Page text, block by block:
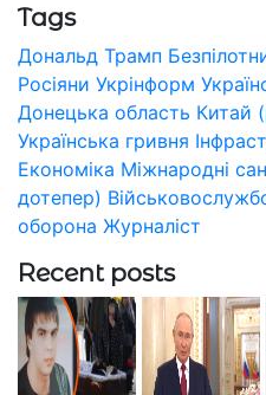
Tags
Дональд Трамп
Росіяни Укрінформ
Донецька область Китай
Українська гривня
Економіка Міжнародні
дотепер)
оборона Журналіст
Recent posts